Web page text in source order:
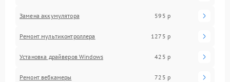
Замена аккумулятора 595 р
Ремонт мультиконтроллера 1275 р
Установка драйверов Windows 425 р
Ремонт вебкамеры 725 р